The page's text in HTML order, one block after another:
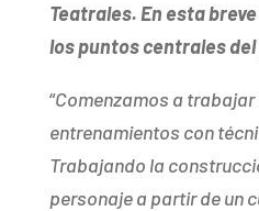
Teatrales. En esta
los puntos centrales
“Comenzamos a
entrenamientos con
Trabajando la
personaje a partir de un